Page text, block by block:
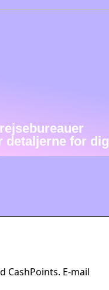
detaljerne for dig
CashPoints. E-mail